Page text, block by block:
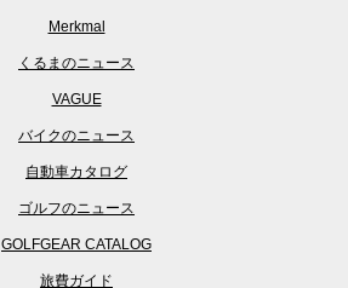
Merkmal
くるまのニュース
VAGUE
バイクのニュース
自動車カタログ
ゴルフのニュース
GOLFGEAR CATALOG
旅費ガイド